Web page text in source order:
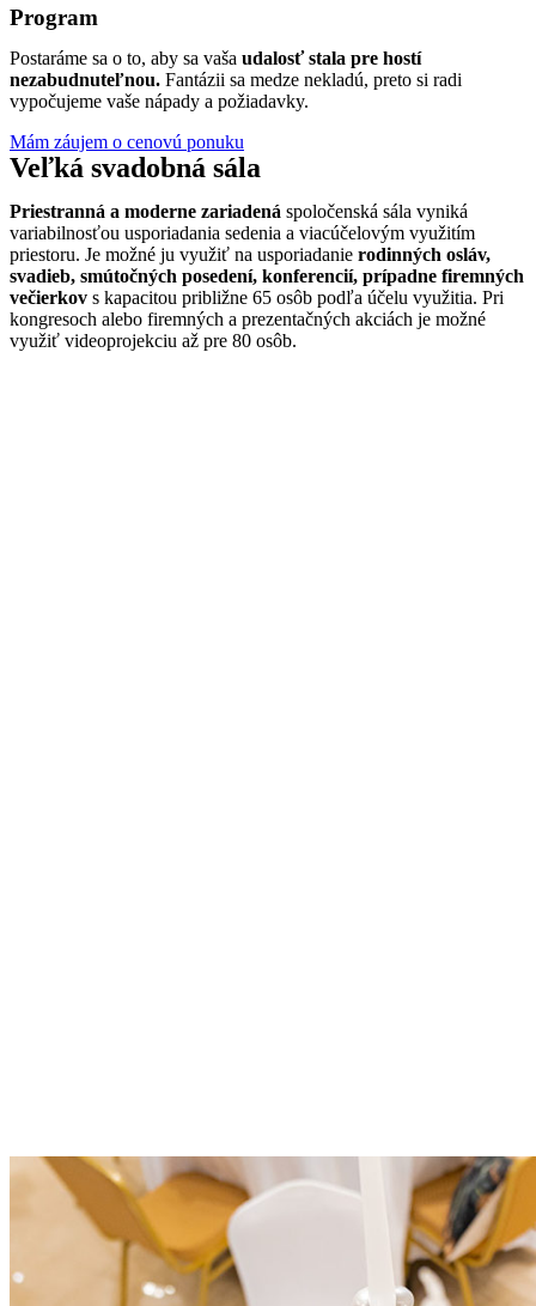
Program
Postaráme sa o to, aby sa vaša udalosť stala pre hostí
nezabudnuteľnou. Fantázii sa medze nekladú, preto si radi
vypočujeme vaše nápady a požiadavky.
Mám záujem o cenovú ponuku
Veľká svadobná sála
Priestranná a moderne zariadená spoločenská sála vyniká
variabilnosťou usporiadania sedenia a viacúčelovým využitím
priestoru. Je možné ju využiť na usporiadanie rodinných osláv,
svadieb, smútočných posedení, konferencií, prípadne firemných
večierkov s kapacitou približne 65 osôb podľa účelu využitia. Pri
kongresoch alebo firemných a prezentačných akciách je možné
využiť videoprojekciu až pre 80 osôb.